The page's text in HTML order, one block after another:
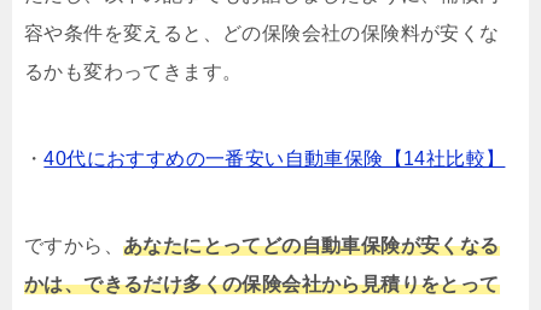
容や条件を変えると、どの保険会社の保険料が安くな
るかも変わってきます。
・40代におすすめの一番安い自動車保険【14社比較】
ですから、 あなたにとってどの自動車保険が安くなる
かは、できるだけ多くの保険会社から見積りをとって